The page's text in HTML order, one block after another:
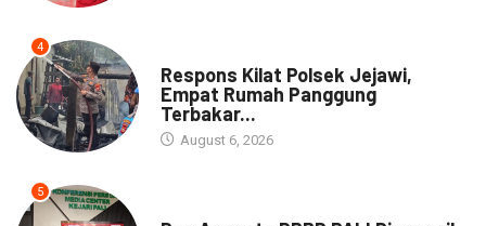
4
Respons Kilat Polsek Jejawi,
Empat Rumah Panggung
Terbakar...
August 6, 2026
5